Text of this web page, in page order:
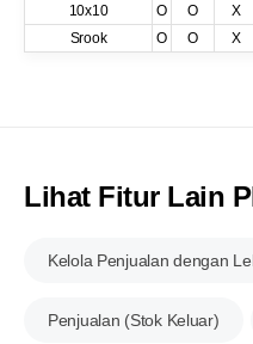
10x10
O O X
Srook
O O X
Lihat Fitur Lain
Kelola Penjualan dengan
Penjualan (Stok Keluar)